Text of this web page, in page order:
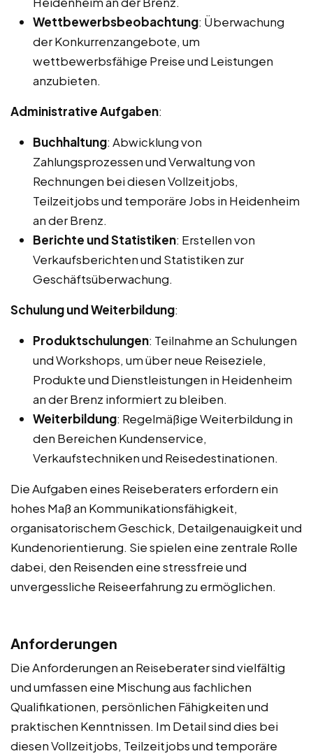
Wettbewerbsbeobachtung: Überwachung
der Konkurrenzangebote, um
wettbewerbsfähige Preise und Leistungen
anzubieten.
Administrative Aufgaben:
Buchhaltung: Abwicklung von
Zahlungsprozessen und Verwaltung von
Rechnungen bei diesen Vollzeitjobs,
Teilzeitjobs und temporäre Jobs in Heidenheim
an der Brenz.
Berichte und Statistiken: Erstellen von
Verkaufsberichten und Statistiken zur
Geschäftsüberwachung.
Schulung und Weiterbildung:
Produktschulungen: Teilnahme an Schulungen
und Workshops, um über neue Reiseziele,
Produkte und Dienstleistungen in Heidenheim
an der Brenz informiert zu bleiben.
Weiterbildung: Regelmäßige Weiterbildung in
den Bereichen Kundenservice,
Verkaufstechniken und Reisedestinationen.
Die Aufgaben eines Reiseberaters erfordern ein
hohes Maß an Kommunikationsfähigkeit,
organisatorischem Geschick, Detailgenauigkeit und
Kundenorientierung. Sie spielen eine zentrale Rolle
dabei, den Reisenden eine stressfreie und
unvergessliche Reiseerfahrung zu ermöglichen.
Anforderungen
Die Anforderungen an Reiseberater sind vielfältig
und umfassen eine Mischung aus fachlichen
Qualifikationen, persönlichen Fähigkeiten und
praktischen Kenntnissen. Im Detail sind dies bei
diesen Vollzeitjobs, Teilzeitjobs und temporäre